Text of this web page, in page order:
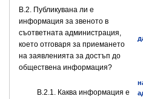
В.2. Публикувана ли е
информация за звеното в
съответната администрация,
което отговаря за приемането
на заявленията за достъп до
обществена информация?
B.2.1. Каква информация е